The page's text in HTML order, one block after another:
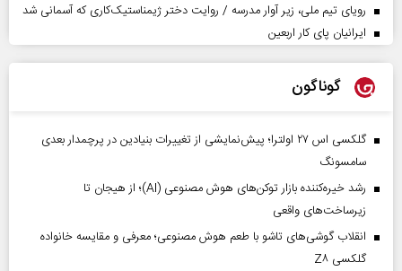
رویای تیم ملی، زیر آوار مدرسه / روایت دختر ژیمناستیک‌کاری که آسمانی شد
ایرانیان پای کار اربعین
گوناگون
گلکسی اس ۲۷ اولترا؛ پیش‌نمایشی از تغییرات بنیادین در پرچمدار بعدی
سامسونگ
رشد خیره‌کننده بازار توکن‌های هوش مصنوعی (AI)؛ از هیجان تا
زیرساخت‌های واقعی
انقلاب گوشی‌های تاشو‌ با طعم هوش مصنوعی؛ معرفی و مقایسه خانواده
گلکسی Z۸